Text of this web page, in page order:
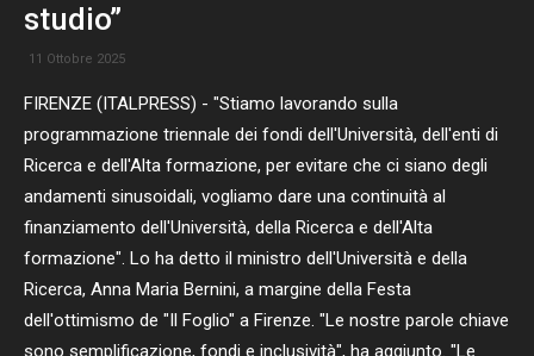
studio”
11 Ottobre 2025
FIRENZE (ITALPRESS) - "Stiamo lavorando sulla
programmazione triennale dei fondi dell'Università, dell'enti di
Ricerca e dell'Alta formazione, per evitare che ci siano degli
andamenti sinusoidali, vogliamo dare una continuità al
finanziamento dell'Università, della Ricerca e dell'Alta
formazione". Lo ha detto il ministro dell'Università e della
Ricerca, Anna Maria Bernini, a margine della Festa
dell'ottimismo de "Il Foglio" a Firenze. "Le nostre parole chiave
sono semplificazione, fondi e inclusività", ha aggiunto. "Le